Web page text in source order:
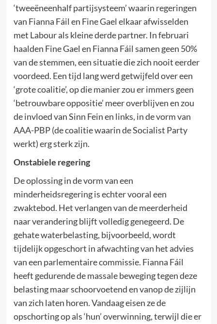
‘tweeëneenhalf partijsysteem’ waarin regeringen
van Fianna Fáil en Fine Gael elkaar afwisselden
met Labour als kleine derde partner. In februari
haalden Fine Gael en Fianna Fáil samen geen 50%
van de stemmen, een situatie die zich nooit eerder
voordeed. Een tijd lang werd getwijfeld over een
‘grote coalitie’, op die manier zou er immers geen
‘betrouwbare oppositie’ meer overblijven en zou
de invloed van Sinn Fein en links, in de vorm van
AAA-PBP (de coalitie waarin de Socialist Party
werkt) erg sterk zijn.
Onstabiele regering
De oplossing in de vorm van een
minderheidsregering is echter vooral een
zwaktebod. Het verlangen van de meerderheid
naar verandering blijft volledig genegeerd. De
gehate waterbelasting, bijvoorbeeld, wordt
tijdelijk opgeschort in afwachting van het advies
van een parlementaire commissie. Fianna Fáil
heeft gedurende de massale beweging tegen deze
belasting maar schoorvoetend en vanop de zijlijn
van zich laten horen. Vandaag eisen ze de
opschorting op als ‘hun’ overwinning, terwijl die er